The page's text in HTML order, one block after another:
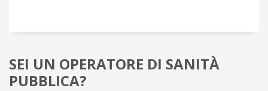
SEI UN OPERATORE DI SANITÀ
PUBBLICA?